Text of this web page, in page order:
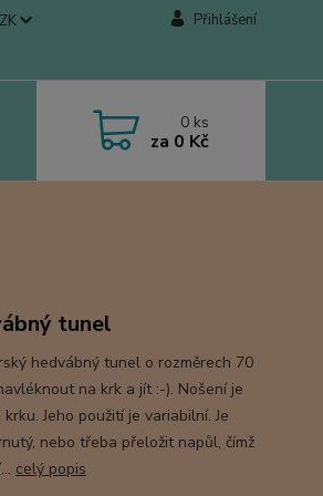
Přihlášení
0 ks
za 0 Kč
tunel
hedvábný tunel o rozměrech 70
na krk a jít :-). Nošení je
Jeho použití je variabilní. Je
nebo třeba přeložit napůl, čímž
celý popis